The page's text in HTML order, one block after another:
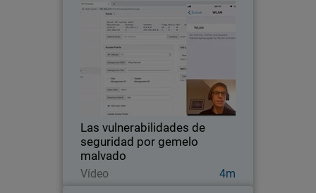
Las vulnerabilidades de
seguridad por gemelo
malvado
Vídeo 4m
Las vulnerabilidades de
seguridad por gemelo malvado
Sea testigo de cómo nuestros expertos
evalúan la seguridad del Wi-Fi de este
hotel en Alemania para verificar que la
red sea segura.